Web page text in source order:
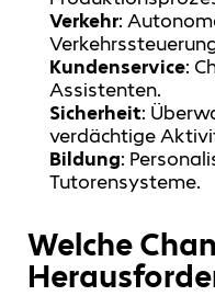
Verkehr:
Kundenservice:
Assistenten.
Sicherheit:
verdächtige
Bildung:
Tutorensysteme.
Welche